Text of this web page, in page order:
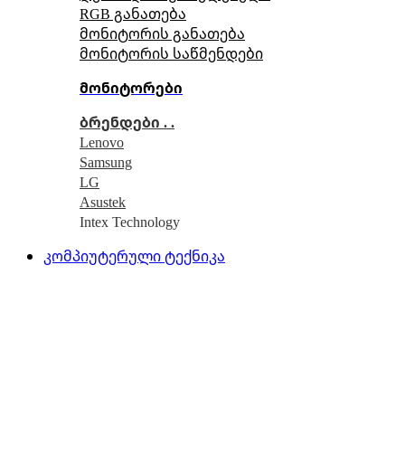
RGB განათება
მონიტორის განათება
მონიტორის საწმენდები
მონიტორები
ბრენდები . .
Lenovo
Samsung
LG
Asustek
Intex Technology
კომპიუტერული ტექნიკა